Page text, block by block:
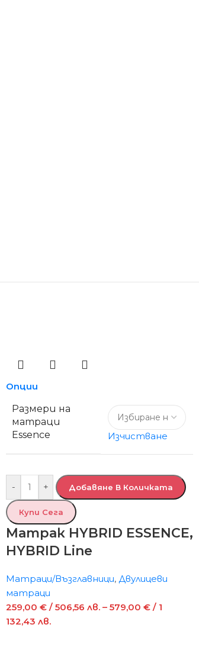
Опции
Размери на
матраци
Essence
Изчистване
- + Добавяне В Количката
Купи Сега
Матрак HYBRID ESSENCE,
HYBRID Line
Матраци/Възглавници, Двулицеви
матраци
259,00 € / 506,56 лв. – 579,00 € / 1
132,43 лв.